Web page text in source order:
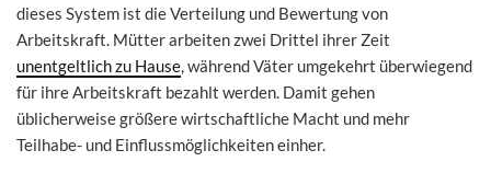
dieses System ist die Verteilung und Bewertung von
Arbeitskraft. Mütter arbeiten zwei Drittel ihrer Zeit
unentgeltlich zu Hause, während Väter umgekehrt überwiegend
für ihre Arbeitskraft bezahlt werden. Damit gehen
üblicherweise größere wirtschaftliche Macht und mehr
Teilhabe- und Einflussmöglichkeiten einher.